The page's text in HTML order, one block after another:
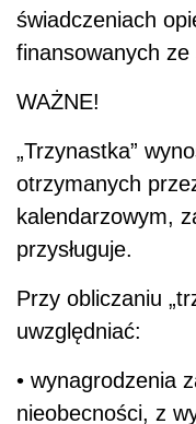
świadczeniach
finansowanych
WAŻNE!
„Trzynastka”
otrzymanych
kalendarzowym,
przysługuje.
Przy obliczaniu
uwzględniać:
• wynagrodzenia
nieobecności, z